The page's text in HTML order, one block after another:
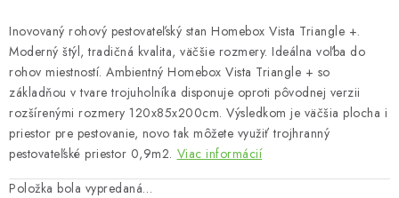
Inovovaný rohový pestovateľský stan Homebox Vista Triangle +.
Moderný štýl, tradičná kvalita, väčšie rozmery. Ideálna voľba do
rohov miestností. Ambientný Homebox Vista Triangle + so
základňou v tvare trojuholníka disponuje oproti pôvodnej verzii
rozšírenými rozmery 120x85x200cm. Výsledkom je väčšia plocha i
priestor pre pestovanie, novo tak môžete využiť trojhranný
pestovateľské priestor 0,9m2. Viac informácií
Položka bola vypredaná…